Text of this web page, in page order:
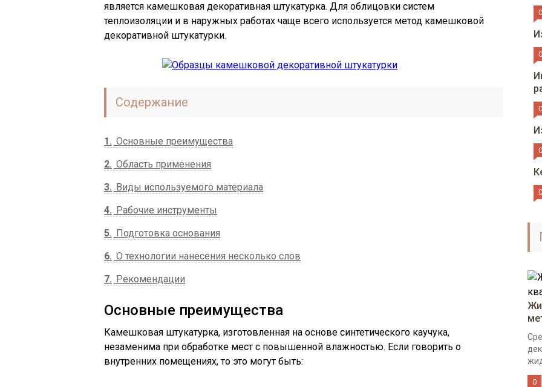
является камешковая декоративная штукатурка. Для облицовки систем
теплоизоляции и в наружных работах чаще всего используется метод камешковой
декоративной штукатурки.
Содержание
1
Основные преимущества
2 Область применения
3
Виды используемого материала
4
Рабочие инструменты
5
Подготовка основания
6 О технологии нанесения несколько слов
7
Рекомендации
Основные преимущества
Камешковая штукатурка, изготовленная на основе синтетического каучука,
незаменима при обработке мест с повышенной влажностью. Если говорить о
внутренних помещениях, то это могут быть:
0
0
0
0
0
0